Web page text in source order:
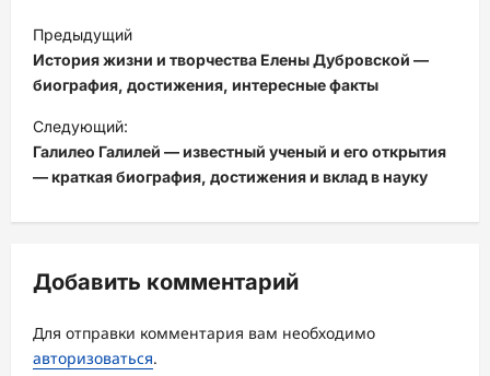
Н
а
в
и
г
ц
я
з
а
Предыдущий
История жизни и творчества Елены Дубровской —
биография, достижения, интересные факты
Следующий:
Галилео Галилей — известный ученый и его открытия
— краткая биография, достижения и вклад в науку
Добавить комментарий
Для отправки комментария вам необходимо
авторизоваться.